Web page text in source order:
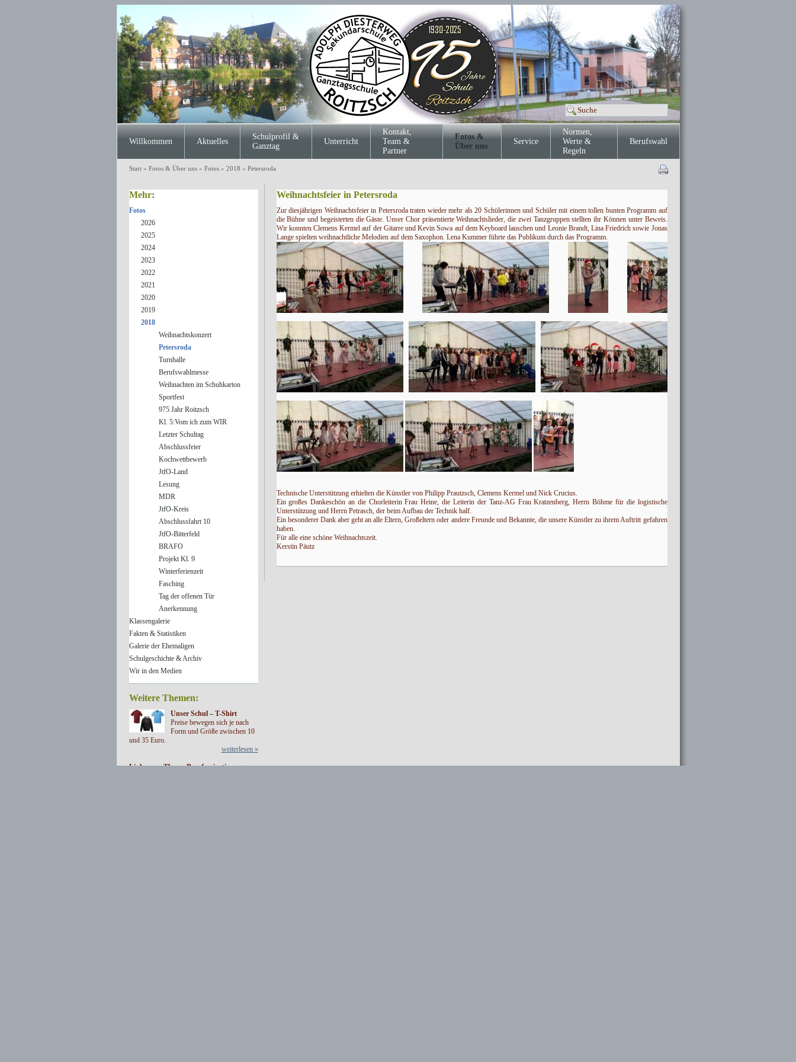
Willkommen Aktuelles
Schulprofil &
Ganztag
Unterricht
Kontakt,
Team &
Partner
Fotos &
Über uns
Service
Normen,
Werte &
Regeln
Berufswahl
Start» Fotos & Über uns» Fotos» 2018 » Petersroda
Mehr:
Fotos
2026
2025
2024
2023
2022
2021
2020
2019
2018
Weihnachtskonzert
Petersroda
Turnhalle
Berufswahlmesse
Weihnachten im Schuhkarton
Sportfest
975 Jahr Roitzsch
Kl. 5:Vom ich zum WIR
Letzter Schultag
Abschlussfeier
Kochwettbewerb
JtfO-Land
Lesung
MDR
JtfO-Kreis
Abschlussfahrt 10
JtfO-Bitterfeld
BRAFO
Projekt Kl. 9
Winterferienzeit
Fasching
Tag der offenen Tür
Anerkennung
Klassengalerie
Fakten & Statistiken
Galerie der Ehemaligen
Schulgeschichte & Archiv
Wir in den Medien
Weitere Themen:
Unser Schul – T-Shirt
Preise bewegen sich je nach
Form und Größe zwischen 10
und 35 Euro.
weiterlesen »
Links zum Thema Berufsorientierung
Weihnachtsfeier in Petersroda
Zur diesjährigen Weihnachtsfeier in Petersroda traten wieder mehr als 20 Schülerinnen und Schüler mit einem tollen bunten Programm auf
die Bühne und begeisterten die Gäste. Unser Chor präsentierte Weihnachtslieder, die zwei Tanzgruppen stellten ihr Können unter Beweis.
Wir konnten Clemens Kermel auf der Gitarre und Kevin Sowa auf dem Keyboard lauschen und Leonie Brandt, Lina Friedrich sowie Jonas
Lange spielten weihnachtliche Melodien auf dem Saxophon. Lena Kummer führte das Publikum durch das Programm.
Technische Unterstützung erhielten die Künstler von Philipp Prautzsch, Clemens Kermel und Nick Crucius.
Ein großes Dankeschön an die Chorleiterin Frau Heine, die Leiterin der Tanz-AG Frau Kratzenberg, Herrn Böhme für die logistische
Unterstützung und Herrn Petrasch, der beim Aufbau der Technik half.
Ein besonderer Dank aber geht an alle Eltern, Großeltern oder andere Freunde und Bekannte, die unsere Künstler zu ihrem Auftritt gefahren
haben.
Für alle eine schöne Weihnachtszeit.
Kerstin Päutz